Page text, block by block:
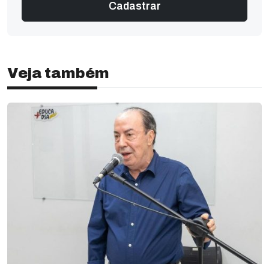
Veja também